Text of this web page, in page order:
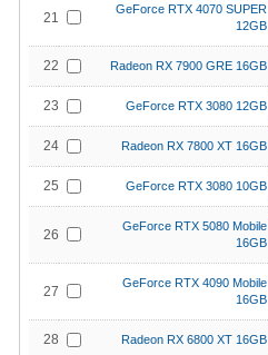
21
GeForce RTX 4070 SUPER
12GB
22 Radeon RX 7900 GRE 16GB
23 GeForce RTX 3080 12GB
24 Radeon RX 7800 XT 16GB
25 GeForce RTX 3080 10GB
26
GeForce RTX 5080 Mobile
16GB
27
GeForce RTX 4090 Mobile
16GB
28 Radeon RX 6800 XT 16GB